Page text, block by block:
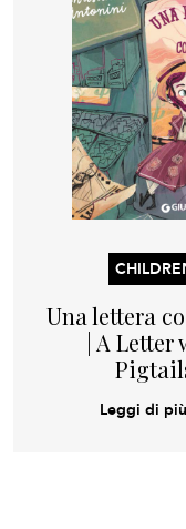
Una lettera
| A Letter
Leggi di più